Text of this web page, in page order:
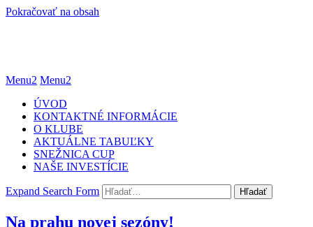
Pokračovať na obsah
Menu2 Menu2
ÚVOD
KONTAKTNÉ INFORMÁCIE
O KLUBE
AKTUÁLNE TABUĽKY
SNEŽNICA CUP
NAŠE INVESTÍCIE
Expand Search Form Hľadať
Na prahu novej sezóny!